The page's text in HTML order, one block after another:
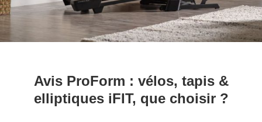
Avis ProForm : vélos, tapis &
elliptiques iFIT, que choisir ?